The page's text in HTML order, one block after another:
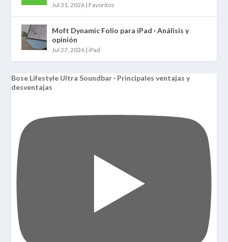
Jul 31, 2026 | Favoritos
Moft Dynamic Folio para iPad · Análisis y
opinión
Jul 27, 2026 | iPad
Bose Lifestyle Ultra Soundbar · Principales ventajas y
desventajas